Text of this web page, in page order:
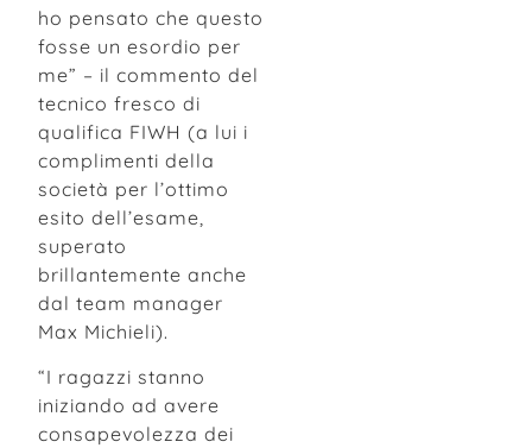
ho pensato che questo
fosse un esordio per
me” – il commento del
tecnico fresco di
qualifica FIWH (a lui i
complimenti della
società per l’ottimo
esito dell’esame,
superato
brillantemente anche
dal team manager
Max Michieli).
“I ragazzi stanno
iniziando ad avere
consapevolezza dei